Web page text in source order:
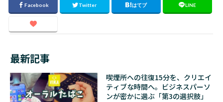
最新記事
喫煙所への往復15分を、クリエイ
ティブな時間へ。ビジネスパーソ
ンが密かに選ぶ「第3の選択肢」